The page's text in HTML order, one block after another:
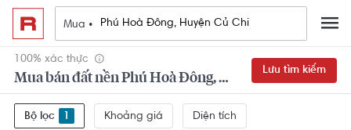
Mua •
100% xác thực
Mua bán đất nền Phú Hoà Đông, Huyện Củ Chi
Lưu tìm kiếm
Bộ lọc 1 Khoảng giá Diện tích